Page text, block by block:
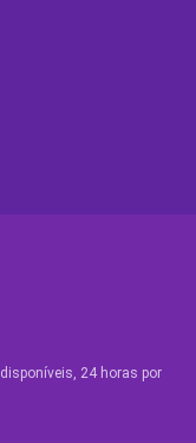
24 horas por